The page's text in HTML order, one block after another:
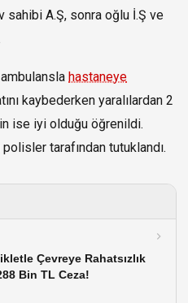
sahibi A.Ş, sonra oğlu İ.Ş ve
hastaneye
kaybederken yaralılardan 2
ise iyi olduğu öğrenildi.
tarafından tutuklandı.
Çevreye Rahatsızlık
Bin TL Ceza!